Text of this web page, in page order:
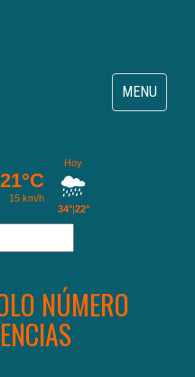
Toggle
navigation
MENU
NÚMERO